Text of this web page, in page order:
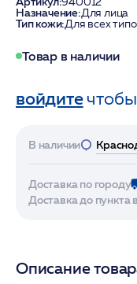
Назначение:Для лица
Тип кожи:Для всех
Товар в наличии
войдитечтобы
В наличии
Доставка по городу
Доставка до пункта
Описание